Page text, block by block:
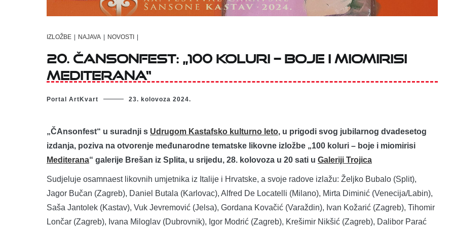
IZLOŽBE NAJAVA NOVOSTI
20. ČANSONFEST: „100 KOLURI – BOJE I MIOMIRISI
MEDITERANA“
Portal ArtKvart 23. kolovoza 2024.
„ČAnsonfest“ u suradnji s Udrugom Kastafsko kulturno leto, u prigodi svog jubilarnog dvadesetog
izdanja, poziva na otvorenje međunarodne tematske likovne izložbe „100 koluri – boje i miomirisi
Mediterana“ galerije Brešan iz Splita, u srijedu, 28. kolovoza u 20 sati u Galeriji Trojica
Sudjeluje osamnaest likovnih umjetnika iz Italije i Hrvatske, a svoje radove izlažu: Željko Bubalo (Split),
Jagor Bučan (Zagreb), Daniel Butala (Karlovac), Alfred De Locatelli (Milano), Mirta Diminić (Venecija/Labin),
Saša Jantolek (Kastav), Vuk Jevremović (Jelsa), Gordana Kovačić (Varaždin), Ivan Kožarić (Zagreb), Tihomir
Lončar (Zagreb), Ivana Miloglav (Dubrovnik), Igor Modrić (Zagreb), Krešimir Nikšić (Zagreb), Dalibor Parać